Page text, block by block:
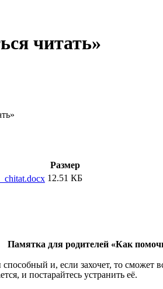
читать»
Размер
12.51 КБ
Памятка для родителей «Как
и, если захочет, то сможет
и постарайтесь устранить её.